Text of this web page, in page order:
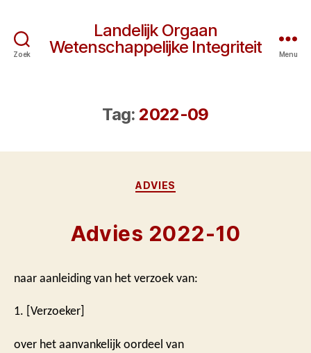
Zoek
Landelijk Orgaan
Wetenschappelijke Integriteit
Menu
Tag: 2022-09
Categorieën
ADVIES
Advies 2022-10
naar aanleiding van het verzoek van:
1. [Verzoeker]
over het aanvankelijk oordeel van